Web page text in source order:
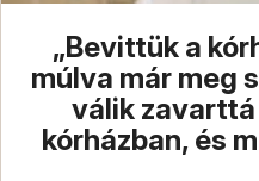
„Bevittük a
múlva már meg
válik zavarttá
kórházban, és